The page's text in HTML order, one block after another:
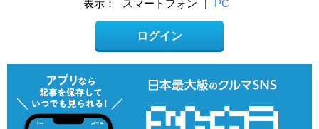
表示： スマートフォン | PC
ログイン